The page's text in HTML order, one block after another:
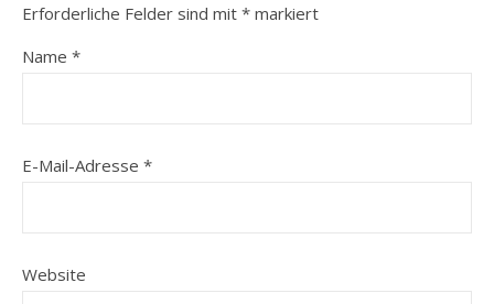
Erforderliche Felder sind mit * markiert
Name *
E-Mail-Adresse *
Website